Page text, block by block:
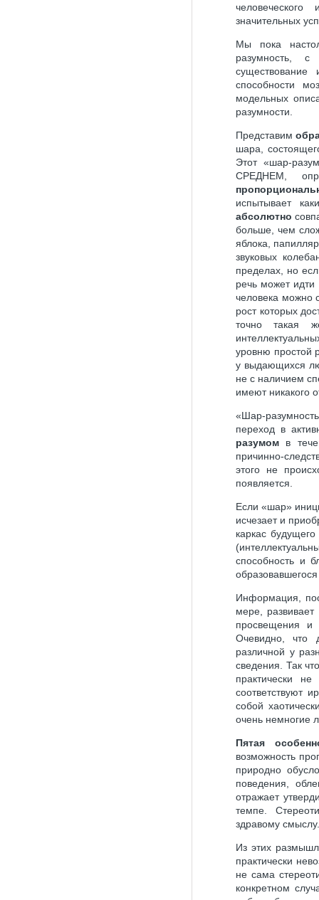
значительных
Мы пока
разумность, с
способности
модельных
разумности.
Представим
шара,
Этот «шар-
СРЕДНЕМ,
испытывает
абсолютно
больше, чем
яблока,
звуковых
пределах, но
речь может идти
человека можно
рост которых
точно такая
уровню простой
у выдающихся
не с наличием
имеют никакого
«Шар-
переход в
разумом в
причинно-
этого не
появляется.
Если «шар»
исчезает и
каркас
способность и
Информация,
мере,
просвещения и
Очевидно, что
различной у
сведения. Так
практически
соответствуют
собой
очень немногие
Пятая
возможность
природно
поведения,
отражает
темпе.
здравому смыслу.
Из этих
практически
не сама
конкретном